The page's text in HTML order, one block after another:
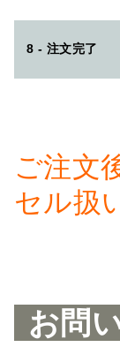
8 - 注文完了
ご注文
セル扱
お問